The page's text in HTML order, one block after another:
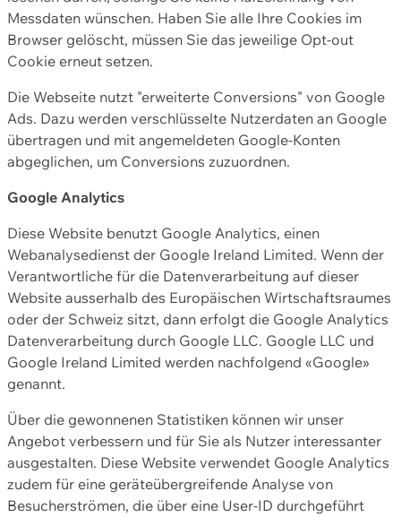
Messdaten wünschen. Haben Sie alle Ihre Cookies im
Browser gelöscht, müssen Sie das jeweilige Opt-out
Cookie erneut setzen.
Die Webseite nutzt "erweiterte Conversions" von Google
Ads. Dazu werden verschlüsselte Nutzerdaten an Google
übertragen und mit angemeldeten Google-Konten
abgeglichen, um Conversions zuzuordnen.
Google Analytics
Diese Website benutzt Google Analytics, einen
Webanalysedienst der Google Ireland Limited. Wenn der
Verantwortliche für die Datenverarbeitung auf dieser
Website ausserhalb des Europäischen Wirtschaftsraumes
oder der Schweiz sitzt, dann erfolgt die Google Analytics
Datenverarbeitung durch Google LLC. Google LLC und
Google Ireland Limited werden nachfolgend «Google»
genannt.
Über die gewonnenen Statistiken können wir unser
Angebot verbessern und für Sie als Nutzer interessanter
ausgestalten. Diese Website verwendet Google Analytics
zudem für eine geräteübergreifende Analyse von
Besucherströmen, die über eine User-ID durchgeführt